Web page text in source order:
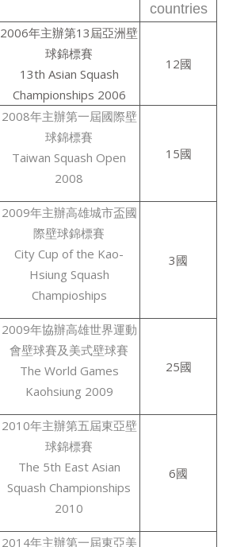
countries
2006年主辦第13屆亞洲壁
球錦標賽
13th Asian Squash
Championships 2006
12國
2008年主辦第一屆國際壁
球錦標賽
Taiwan Squash Open
2008
15國
2009年主辦高雄城市盃國
際壁球錦標賽
City Cup of the Kao-
Hsiung Squash
Champioships
3國
2009年協辦高雄世界運動
會壁球賽及美式壁球賽
The World Games
Kaohsiung 2009
25國
2010年主辦第五屆東亞壁
球錦標賽
The 5th East Asian
Squash Championships
2010
6國
2014年主辦第一屆東亞美